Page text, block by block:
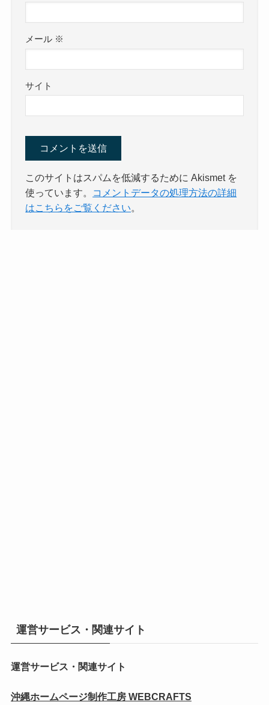
メール ※
サイト
このサイトはスパムを低減するために Akismet を
使っています。
コメントデータの処理方法の詳細
はこちらをご覧ください。
運営サービス・関連サイト
運営サービス・関連サイト
沖縄ホームページ制作工房 WEBCRAFTS